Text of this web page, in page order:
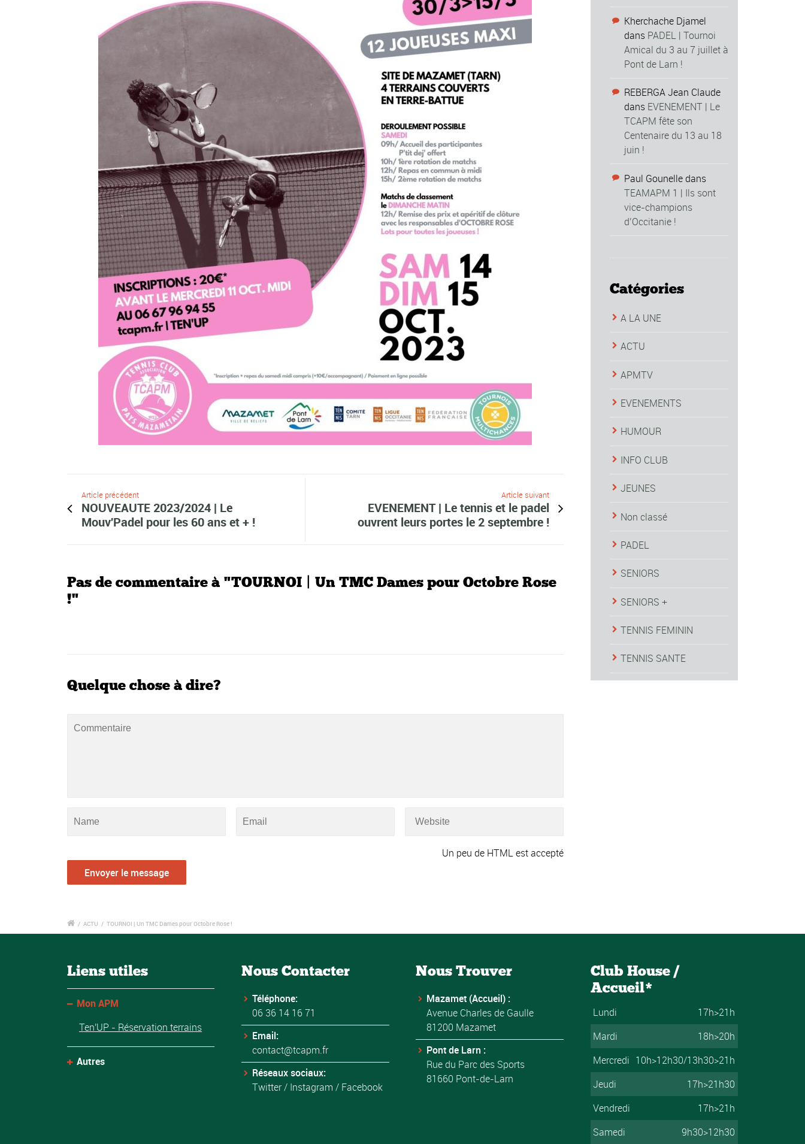
Article précédent
NOUVEAUTE 2023/2024 | Le
Mouv'Padel pour les 60 ans et + !
Article suivant
EVENEMENT | Le tennis et le padel
ouvrent leurs portes le 2 septembre !
Pas de commentaire à "TOURNOI | Un TMC Dames pour Octobre Rose
!"
Quelque chose à dire?
Un peu de HTML est accepté
Kherchache Djamel
dans PADEL | Tournoi
Amical du 3 au 7 juillet à
Pont de Larn !
REBERGA Jean Claude
dans EVENEMENT | Le
TCAPM fête son
Centenaire du 13 au 18
juin !
Paul Gounelledans
TEAMAPM 1 | Ils sont
vice-champions
d’Occitanie !
Catégories
A LA UNE
ACTU
APMTV
EVENEMENTS
HUMOUR
INFO CLUB
JEUNES
Non classé
PADEL
SENIORS
SENIORS +
TENNIS FEMININ
TENNIS SANTE
/ ACTU / TOURNOI | Un TMC Dames pour Octobre Rose !
Liens utiles
Mon APM
Ten'UP - Réservation terrains
Autres
Nous Contacter
Téléphone:
06 36 14 16 71
Email:
contact@tcapm.fr
Réseaux sociaux:
Twitter/ Instagram / Facebook
Nous Trouver
Mazamet (Accueil) :
Avenue Charles de Gaulle
81200 Mazamet
Pont de Larn :
Rue du Parc des Sports
81660 Pont-de-Larn
Club House /
Accueil*
Lundi
17h>21h
Mardi
18h>20h
Mercredi 10h>12h30/13h30>21h
Jeudi
17h>21h30
Vendredi
17h>21h
Samedi
9h30>12h30